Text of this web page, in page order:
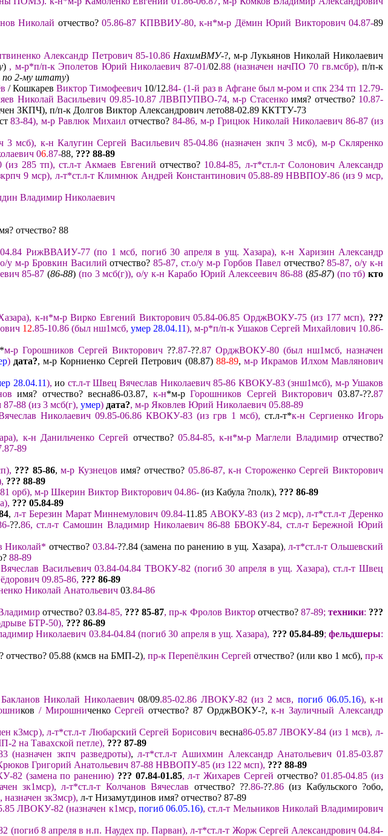
Николай отчество?05.86-87 КПВВИУ-80, к-н*м-р Дёмин Юрий Викторович 04.87-89
виненко Александр Петрович 85-10.86 НахимВМУ-?, м-р Лукьянов Николай Николаевич
) , м-р*п/п-к Эполетов Юрий Николаевич 87-01/02.88(назначен начПО 70 гв.мсбр), п/п-к
по 2-му штату)
/ Кошкарев Виктор Тимофеевич 10/12.84- (1-й раз в Афгане был м-ром и спк234 тп 12.79-
Николай Васильевич 09.85-10.87ЛВВПУПВО-74, м-р Стасенкоимя? отчество? 10.87-
ЗКПЧ), п/п-к Долгов Виктор Александрович лето88-02.89 ККТТУ-73
83-84), м-р Равлюк Михаилотчество? 84-86, м-р Грицюк Николай Николаевич 86-87 (из
3 мсб), к-н Калугин Сергей Васильевич 85-04.86 (назначен зкпч 3 мсб), м-р Скляренко
06.87-88, ??? 88-89
(из 285 тп), ст.л-т Акмаев Евгений отчество?10.84-85, л-т*ст.л-т Солонович Александр
9 мср), л-т*ст.л-т Климнюк Андрей Константинович 05.88-89НВВПОУ-86(из 9 мср,
Владимир Николаевич
отчество? 88
РижВВАИУ-77(по 1 мсб, погиб30 апреля в ущ. Хазара), к-н Харизин Александр
у м-р Бровкин Василий отчество? 85-87, ст.о/у м-р Горбов Павел отчество?85-87, о/у к-н
85-87 (86-88) (по 3 мсб(г)), о/у к-н Карабо Юрий Алексеевич 86-88 (85-87) (по тб) кто
), к-н*м-р Вирко Евгений Викторович 05.84-06.85ОрджВОКУ-75 (из 177 мсп), ???
12.85-10.86 (был нш1мсб, умер 28.04.11), м-р*п/п-к Ушаков Сергей Михайлович 10.86-
м-р Горошников Сергей Викторович??.87-??.87 ОрджВОКУ-80 (был нш1мсб,назначен
) дата?, м-р Корниенко Сергей Петрович (08.87) 88-89, м-р Икрамов Илхом Мавлянович
28.04.11), ио ст.л-т Швец Вячеслав Николаевич 85-86 КВОКУ-83(знш1мсб), м-рУшаков
имя? отчество? весна86-03.87, к-н*м-рГорошников Сергей Викторович03.87-??.87
87-88 (из 3 мсб(г), умер) дата?, м-р Яковлев Юрий Николаевич 05.88-89
Николаевич 09.85-06.86 КВОКУ-83 (из грв 1 мсб), ст.л-т*к-н Сергиенко Игорь
), к-н Данильченко Сергей отчество? 05.84-85, к-н*м-р Маглели Владимиротчество?
87-89
, ??? 85-86,м-р Кузнецов имя? отчество? 05.86-87, к-н Стороженко Сергей Викторович
, ??? 88-89
орб), м-р Шкерин Виктор Викторович 04.86- (из Кабула ?полк), ??? 86-89
), ??? 05.84-89
, л-т Березин Марат Миннемулович09.84-11.85 АВОКУ-83 (из 2 мср), л-т*ст.л-т Деренко
-??.86, ст.л-т Самошин Владимир Николаевич 86-88 БВОКУ-84, ст.л-тБережной Юрий
Николай* отчество? 03.84-??.84 (замена по ранению в ущ. Хазара), л-т*ст.л-т Ольшевский
88-89
Вячеслав Васильевич 03.84-04.84 ТВОКУ-82 (погиб 30 апреля в ущ. Хазара), ст.л-т Швец
09.85-86, ??? 86-89
Николай Анатольевич 03.84-86
отчество? 03.84-85, ??? 85-87, пр-к Фролов Виктор отчество?87-89;техники: ???
БТР-50), ??? 86-89
Николаевич 03.84-04.84 (погиб 30 апреля в ущ. Хазара), ??? 05.84-89; фельдшеры:
отчество? 05.88 (кмсв на БМП-2), пр-к Перепёлкин Сергей отчество? (или кво 1 мсб),пр-к
Бакланов Николай Николаевич08/09.85-02.86 ЛВОКУ-82 (из 2 мсв, погиб 06.05.16), к-н
ков / МирошниченкоСергей отчество? 87 ОрджВОКУ-?,к-н Зауличный Александр
к3мср), л-т*ст.л-т Любарский Сергей Борисович весна86-05.87 ЛВОКУ-84 (из 1 мсв),л-
2 на Тавахской петле), ??? 87-89
(назначен зкпч разведроты), л-т*ст.л-т Ашихмин Александр Анатольевич 01.85-03.87
Григорий Анатольевич 87-88 НВВОПУ-85 (из 122 мсп), ??? 88-89
82 (замена по ранению) ??? 07.84-01.85,л-т Жихарев Сергей отчество?01.85-04.85 (из
зк1мср),л-т*ст.л-т Колчанов Вячеслав отчество? ??.86-??.86(из Кабульского ?обо,
, назначен зк3мср), л-т Низамутдинов имя? отчество? 87-89
ЛВОКУ-82 (назначен к1мср, погиб 06.05.16), ст.л-т Мельников Николай Владимирович
(погиб 8 апреля в н.п. Наудех пр. Парван), л-т*ст.л-т Жорж Сергей Александрович 04.84-